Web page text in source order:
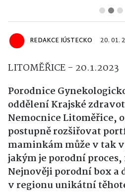
REDAKCE IÚSTECKO 20. 01.
LITOMĚŘICE - 20.1.2023
Porodnice
oddělení Krajské
Nemocnice Litoměřice,
postupně rozšiřovat
maminkám může v tak
jakým je porodní
Nejnověji porodní box a
v regionu unikátní